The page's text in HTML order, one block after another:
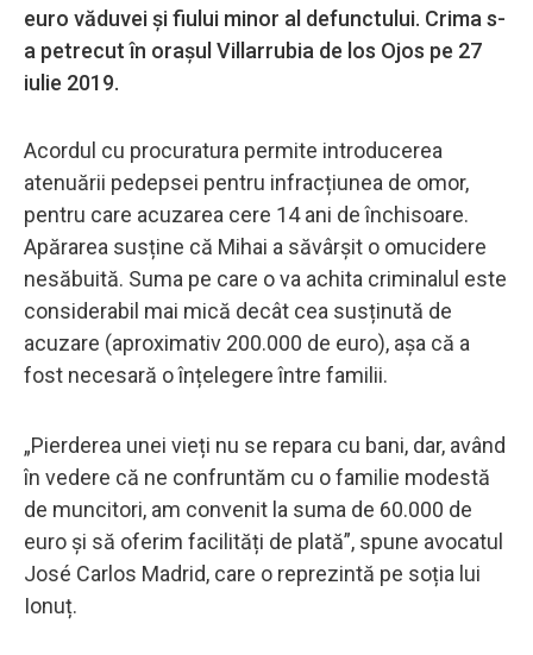
euro văduvei și fiului minor al defunctului. Crima s-
a petrecut în orașul Villarrubia de los Ojos pe 27
iulie 2019.
Acordul cu procuratura permite introducerea
atenuării pedepsei pentru infracțiunea de omor,
pentru care acuzarea cere 14 ani de închisoare.
Apărarea susține că Mihai a săvârșit o omucidere
nesăbuită. Suma pe care o va achita criminalul este
considerabil mai mică decât cea susținută de
acuzare (aproximativ 200.000 de euro), așa că a
fost necesară o înțelegere între familii.
„Pierderea unei vieți nu se repara cu bani, dar, având
în vedere că ne confruntăm cu o familie modestă
de muncitori, am convenit la suma de 60.000 de
euro și să oferim facilități de plată”, spune avocatul
José Carlos Madrid, care o reprezintă pe soția lui
Ionuț.